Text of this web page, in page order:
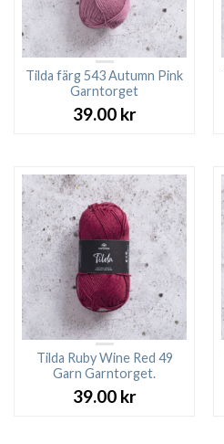
Tilda färg 543 Autumn Pink
Garntorget
39.00 kr
Tilda Ruby Wine Red 49
Garn Garntorget.
39.00 kr